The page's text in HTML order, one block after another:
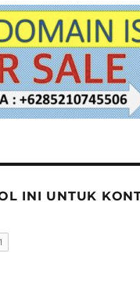
SIMULTAN
DI
YOGYA
SOLO
INI UNTUK